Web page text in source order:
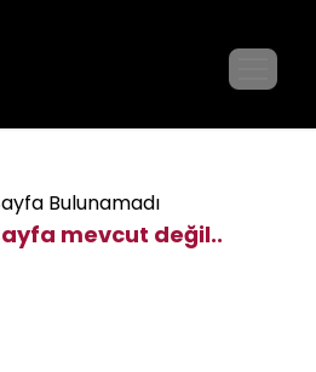
Bulunamadı
mevcut değil..